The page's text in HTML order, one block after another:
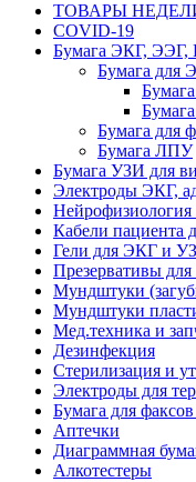
ТОВАРЫ
COVID-19
Бумага ЭКГ, ЭЭГ,
Бумага для
Бумага для
Бумага ЛПУ
Бумага УЗИ для
Электроды ЭКГ,
Кабели пациента
Гели для ЭКГ и
Презервативы
Мундштуки
Мундштуки
Мед.техника и
Дезинфекция
Стерилизация и
Электроды для
Бумага для
Аптечки
Диаграммная
Алкотестеры